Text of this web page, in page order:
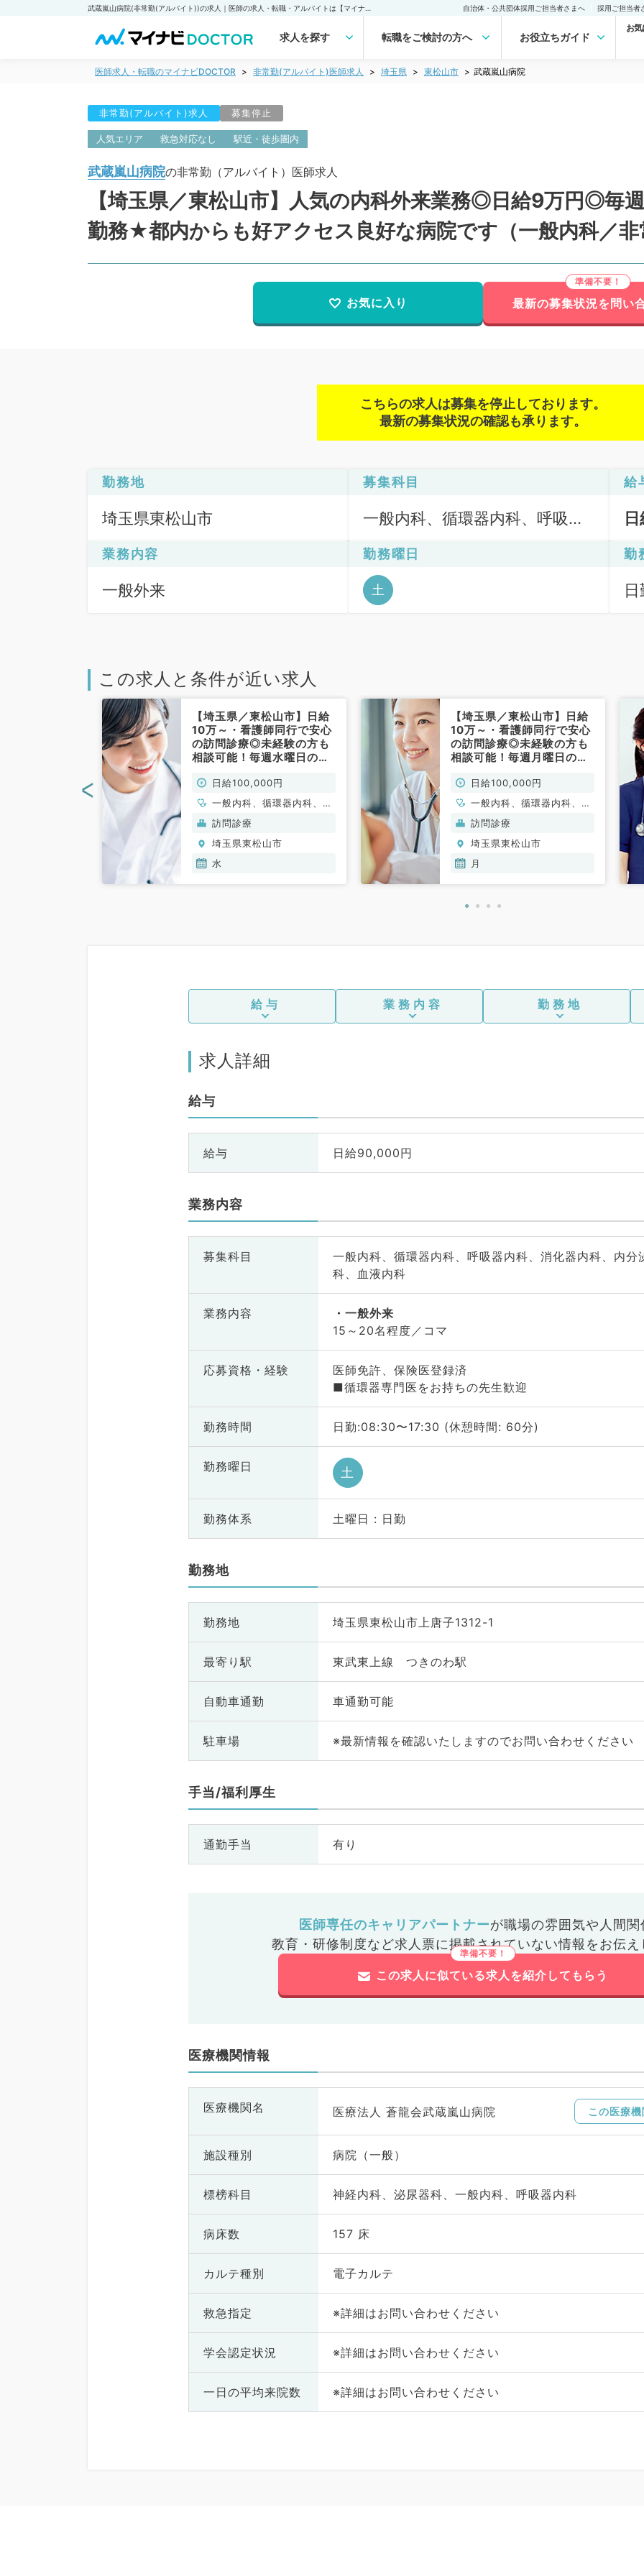
自治体・公共団体採用ご担当者さまへ 採用ご担当者
求人を探す 転職をご検討の方へ お役立ちガイド
お
医師求人・転職のマイナビDOCTOR 非常勤(アルバイト)医師求人 埼玉県 東松山市 武蔵嵐山病院
非常勤(アルバイト)求人 募集停止
人気エリア 救急対応なし 駅近・徒歩圏内
武蔵嵐山病院の非常勤（アルバイト）医師求人
【埼玉県／東松山市】人気の内科外来業務◎日給9万円◎毎
勤務★都内からも好アクセス良好な病院です（一般内科／非
お気に入り 最新の募集状況を問い
こちらの求人は募集を停止しております。
最新の募集状況の確認も承ります。
勤務地
埼玉県東松山市
募集科目
一般内科、循環器内科、呼吸器
謝内科、腎臓内科、血液内科
給
業務内容
一般外来
勤務曜日
土
勤
この求人と条件が近い求人
【埼玉県／東松山市】日給
10万～・看護師同行で安心
の訪問診療◎未経験の方も
相談可能！毎週水曜日のご
日給100,000円
一般内科、循環器内科、呼
吸器内科、消化器内科、内
分泌・代謝内科、腎臓内
科、老年内科、血液内科
訪問診療
埼玉県東松山市
水
【埼玉県／東松山市】日給
10万～・看護師同行で安心
の訪問診療◎未経験の方も
相談可能！毎週月曜日のご
日給100,000円
一般内科、循環器内科、呼
吸器内科、消化器内科、内
分泌・代謝内科、腎臓内科
訪問診療
埼玉県東松山市
月
<
給与 業務内容 勤務地
求人詳細
給与
給与 日給90,000円
業務内容
募集科目
一般内科、循環器内科、呼吸器内科、消化器内科、内分
科、血液内科
業務内容
一般外来
15～20名程度／コマ
応募資格・ 経験
医師免許、保険医登録済
■循環器専門医をお持ちの先生歓迎
勤務時間 日勤:08:30〜17:30 (休憩時間: 60分)
勤務曜日 土
勤務体系 土曜日 : 日勤
勤務地
勤務地 埼玉県東松山市上唐子1312-1
最寄り駅 東武東上線 つきのわ駅
自動車通勤 車通勤可能
駐車場 ※最新情報を確認いたしますのでお問い合わせください
手当/福利厚生
通勤手当 有り
医師専任のキャリアパートナーが職場の雰囲気や人間関
教育・研修制度など求人票に掲載されていない情報をお伝え
この求人に似ている求人を紹介してもらう
医療機関情報
医療機関名 医療法人 蒼龍会武蔵嵐山病院 この医療
施設種別 病院（一般）
標榜科目 神経内科、泌尿器科、一般内科、呼吸器内科
病床数 157 床
カルテ種別 電子カルテ
救急指定 ※詳細はお問い合わせください
学会認定状況 ※詳細はお問い合わせください
一日の平均来院数 ※詳細はお問い合わせください